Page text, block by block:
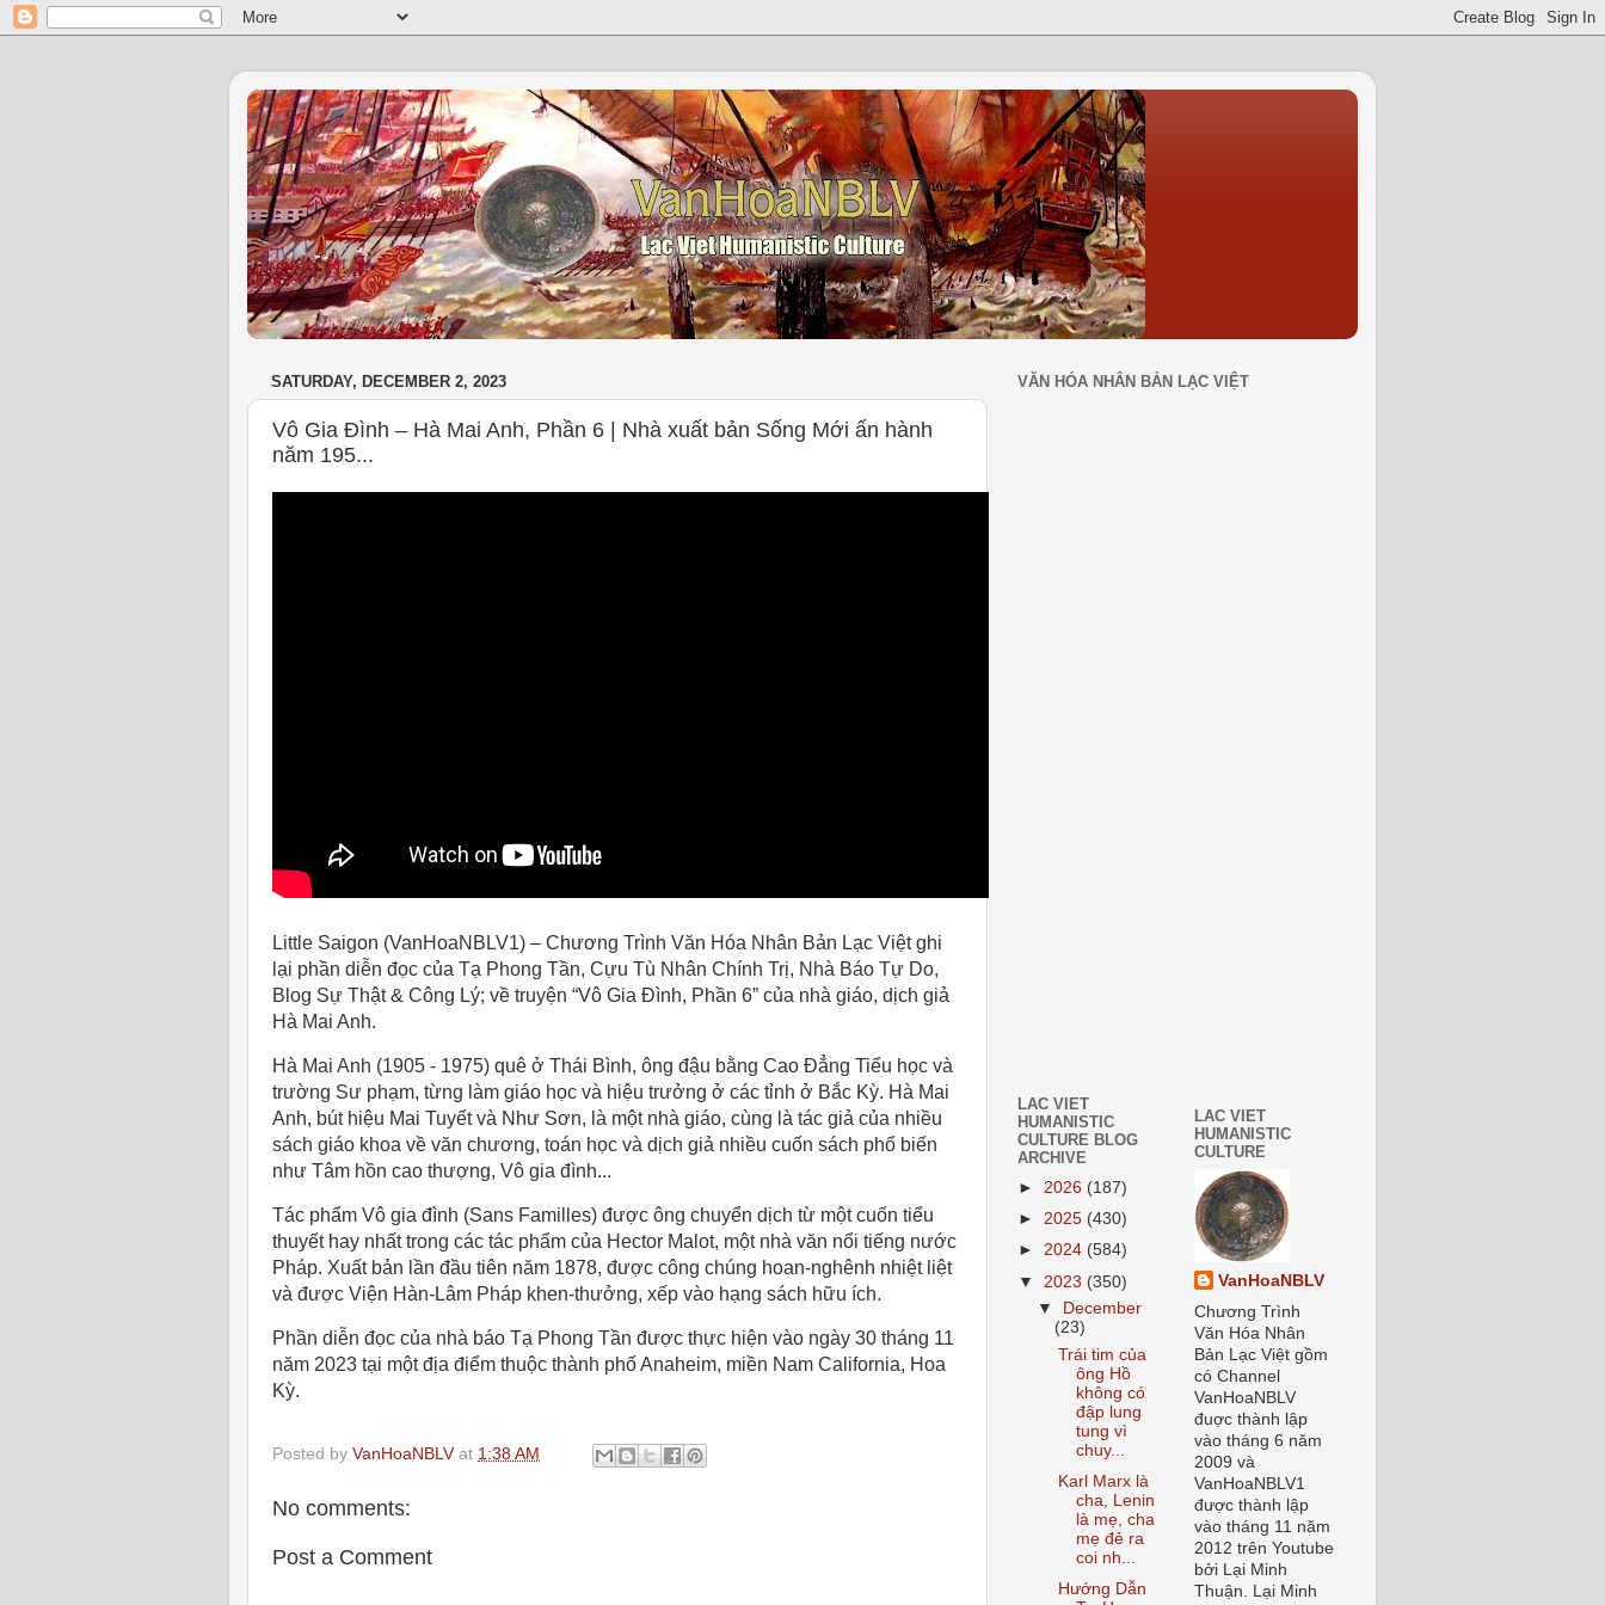
SATURDAY, DECEMBER 2, 2023
Vô Gia Đình – Hà Mai Anh, Phần 6 | Nhà xuất bản Sống Mới ấn hành
năm 195...
Little Saigon (VanHoaNBLV1) – Chương Trình Văn Hóa Nhân Bản Lạc Việt ghi
lại phần diễn đọc của Tạ Phong Tần, Cựu Tù Nhân Chính Trị, Nhà Báo Tự Do,
Blog Sự Thật & Công Lý; về truyện “Vô Gia Đình, Phần 6” của nhà giáo, dịch giả
Hà Mai Anh.
Hà Mai Anh (1905 - 1975) quê ở Thái Bình, ông đậu bằng Cao Đẳng Tiểu học và
trường Sư phạm, từng làm giáo học và hiệu trưởng ở các tỉnh ở Bắc Kỳ. Hà Mai
Anh, bút hiệu Mai Tuyết và Như Sơn, là một nhà giáo, cùng là tác giả của nhiều
sách giáo khoa về văn chương, toán học và dịch giả nhiều cuốn sách phổ biến
như Tâm hồn cao thượng, Vô gia đình...
Tác phẩm Vô gia đình (Sans Familles) được ông chuyển dịch từ một cuốn tiểu
thuyết hay nhất trong các tác phẩm của Hector Malot, một nhà văn nổi tiếng nước
Pháp. Xuất bản lần đầu tiên năm 1878, được công chúng hoan-nghênh nhiệt liệt
và được Viện Hàn-Lâm Pháp khen-thưởng, xếp vào hạng sách hữu ích.
Phần diễn đọc của nhà báo Tạ Phong Tần được thực hiện vào ngày 30 tháng 11
năm 2023 tại một địa điểm thuộc thành phố Anaheim, miền Nam California, Hoa
Kỳ.
Posted by VanHoaNBLV at 1:38 AM
No comments:
Post a Comment
VĂN HÓA NHÂN BẢN LẠC VIỆT
LAC VIET
HUMANISTIC
CULTURE BLOG
ARCHIVE
► 2026 (187)
► 2025 (430)
► 2024 (584)
▼ 2023 (350)
▼
December
(23)
Trái tim của
ông Hồ
không có
đập lung
tung vì
chuy...
Karl Marx là
cha, Lenin
là mẹ, cha
mẹ đẻ ra
coi nh...
Hướng Dẫn
LAC VIET
HUMANISTIC
CULTURE
VanHoaNBLV
Chương Trình
Văn Hóa Nhân
Bản Lạc Việt gồm
có Channel
VanHoaNBLV
đuợc thành lập
vào tháng 6 năm
2009 và
VanHoaNBLV1
được thành lập
vào tháng 11 năm
2012 trên Youtube
bởi Lại Minh
Thuận. Lại Minh